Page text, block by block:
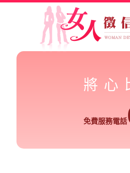
將心
免費服務電話